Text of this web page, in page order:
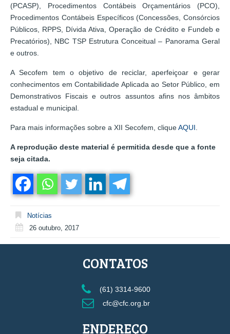
(PCASP), Procedimentos Contábeis Orçamentários (PCO),
Procedimentos Contábeis Específicos (Concessões, Consórcios
Públicos, RPPS, Dívida Ativa, Operação de Crédito e Fundeb e
Precatórios), NBC TSP Estrutura Conceitual – Panorama Geral
e outros.
A Secofem tem o objetivo de reciclar, aperfeiçoar e gerar
conhecimentos em Contabilidade Aplicada ao Setor Público, em
Demonstrativos Fiscais e outros assuntos afins nos âmbitos
estadual e municipal.
Para mais informações sobre a XII Secofem, cliqueAQUI
A reprodução deste material é permitida desde que a fonte
seja citada.
Notícias
26 outubro, 2017
CONTATOS
(61) 3314-9600
cfc@cfc.org.br
ENDEREÇO